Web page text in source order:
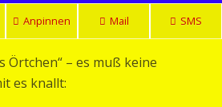
Anpinnen Mail SMS
Örtchen“ – es muß keine
es knallt: